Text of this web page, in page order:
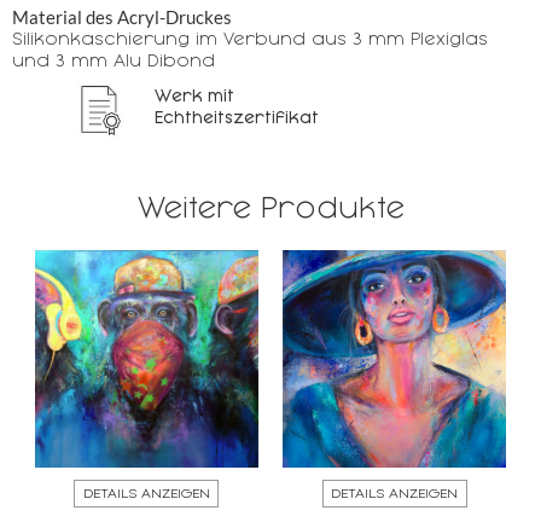
Material des Acryl-Druckes
Silikonkaschierung im Verbund aus 3 mm Plexiglas
und 3 mm Alu Dibond
Werk mit
Echtheitszertifikat
Weitere Produkte
DETAILS ANZEIGEN DETAILS ANZEIGEN